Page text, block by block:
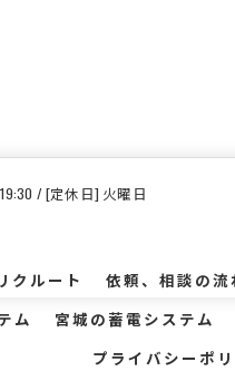
/ [定休日] 火曜日
クルート 依頼、相談の流
ム 宮城の蓄電システム
プライバシーポ